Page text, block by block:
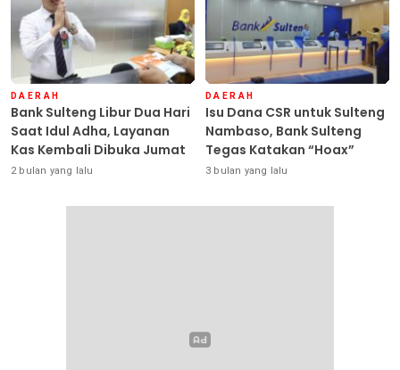
DAERAH
Bank Sulteng Libur Dua Hari
Saat Idul Adha, Layanan
Kas Kembali Dibuka Jumat
2 bulan yang lalu
DAERAH
Isu Dana CSR untuk Sulteng
Nambaso, Bank Sulteng
Tegas Katakan “Hoax”
3 bulan yang lalu